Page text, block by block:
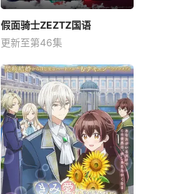
假面骑士ZEZTZ国语
今井龙太郎
星期日 10点更1万津莫。自称
是过着平淡无奇的日常生活的
普通好青年， &amp;nbsp; &a
mp;nbsp; &amp;nbsp; &amp;
nbsp; &amp;nbsp; &amp;nbs
p; &amp;nbsp; &amp;nbsp; &
amp;nbsp; &amp;n
假面骑士ZEZTZ国语
更新至第46集